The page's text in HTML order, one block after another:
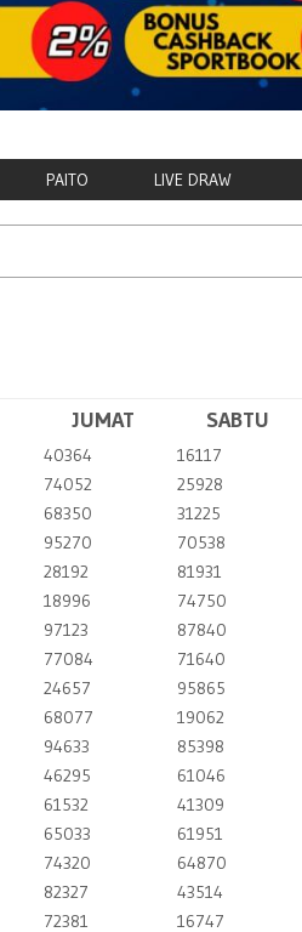
PAITO LIVE DRAW
JUMAT SABTU
40364 16117
74052 25928
68350 31225
95270 70538
28192 81931
18996 74750
97123 87840
77084 71640
24657 95865
68077 19062
94633 85398
46295 61046
61532 41309
65033 61951
74320 64870
82327 43514
72381 16747